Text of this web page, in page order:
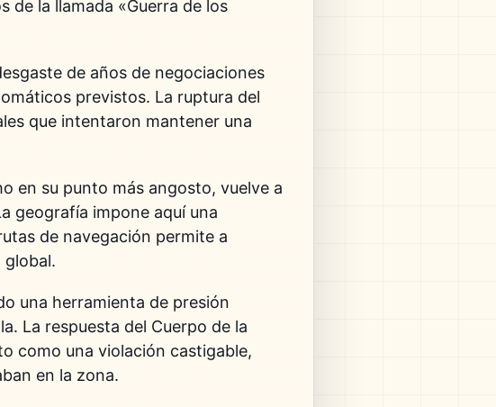
de la llamada «Guerra de los
de años de negociaciones
previstos. La ruptura del
que intentaron mantener una
en su punto más angosto, vuelve a
geografía impone aquí una
de navegación permite a
global.
una herramienta de presión
La respuesta del Cuerpo de la
como una violación castigable,
en la zona.